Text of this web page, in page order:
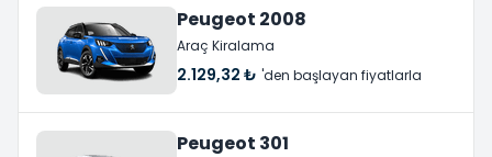
Peugeot 2008
Araç Kiralama
2.129,32 ₺ 'den başlayan fiyatlarla
Peugeot 301